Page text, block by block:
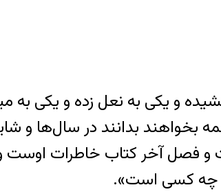
و یکی به نعل زده و یکی
بدانند در سال‌ها و
و فصل آخر کتاب خاطرات
چه کسی است».